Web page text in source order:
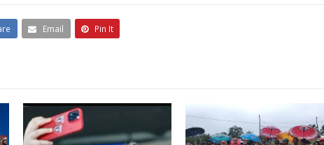
Email Pin It